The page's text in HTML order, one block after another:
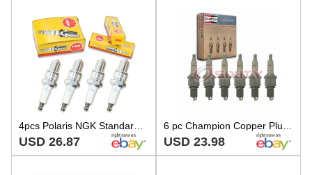
4pcs Polaris NGK Standard Spark Plugs 340 EC34PM-04 Kit Set Engine ol
USD 26.87 USD 23.98